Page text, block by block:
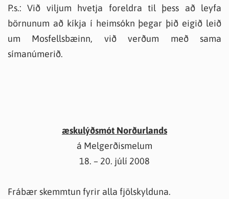
P.s.: Við viljum hvetja foreldra til þess að leyfa
börnunum að kíkja í heimsókn þegar þið eigið leið
um Mosfellsbæinn, við verðum með sama
símanúmerið.
æskulýðsmót Norðurlands
á Melgerðismelum
18. – 20. júlí 2008
Frábær skemmtun fyrir alla fjölskylduna.